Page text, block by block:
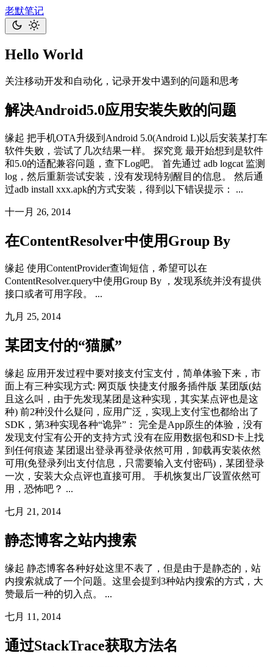
老默笔记
Hello World
关注移动开发和自动化，记录开发中遇到的问题和思考
解决Android5.0应用安装失败的问题
缘起 把手机OTA升级到Android 5.0(Android L)以后安装某打车
软件失败，尝试了几次结果一样。 探究竟 最开始想到是软件
和5.0的适配兼容问题，查下Log吧。 首先通过 adb logcat 监测
log，然后重新尝试安装，没有发现特别醒目的信息。 然后通
过adb install xxx.apk的方式安装，得到以下错误提示： ...
十一月 26, 2014
在ContentResolver中使用Group By
缘起 使用ContentProvider查询短信，希望可以在
ContentResolver.query中使用Group By ，发现系统并没有提供
接口或者可用字段。 ...
九月 25, 2014
某团支付的“猫腻”
缘起 应用开发过程中要对接支付宝支付，简单体验下来，市
面上有三种实现方式: 网页版 快捷支付服务插件版 某团版(姑
且这么叫，由于先发现某团是这种实现，其实某点评也是这
种) 前2种没什么疑问，应用广泛，实现上支付宝也都给出了
SDK，第3种实现各种“诡异”： 完全是App原生的体验，没有
发现支付宝有公开的支持方式 没有在应用数据包和SD卡上找
到任何痕迹 某团退出登录再登录依然可用，卸载再安装依然
可用(免登录列出支付信息，只需要输入支付密码)，某团登录
一次，安装大众点评也直接可用。 手机恢复出厂设置依然可
用，恐怖吧？ ...
七月 21, 2014
静态博客之站内搜索
缘起 静态博客各种好处这里不表了，但是由于是静态的，站
内搜索就成了一个问题。这里会提到3种站内搜索的方式，大
赞最后一种的切入点。 ...
七月 11, 2014
通过StackTrace获取方法名